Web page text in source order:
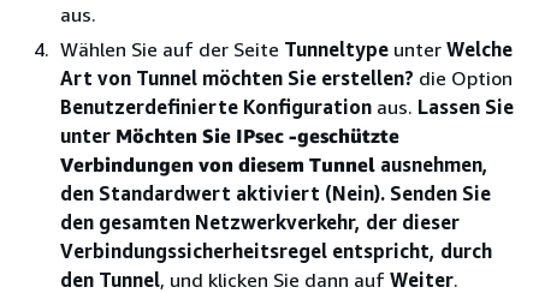
aus.
Wählen Sie auf der Seite Tunneltype unter Welche
Art von Tunnel möchten Sie erstellen? die Option
Benutzerdefinierte Konfiguration aus. Lassen Sie
unter Möchten Sie IPsec -geschützte
Verbindungen von diesem Tunnel ausnehmen,
den Standardwert aktiviert (Nein). Senden Sie
den gesamten Netzwerkverkehr, der dieser
Verbindungssicherheitsregel entspricht, durch
den Tunnel, und klicken Sie dann auf Weiter.